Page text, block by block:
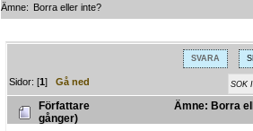
Ämne: Borra eller inte?
SVARA
Sidor: [1]Gå ned
Författare
Ämne: Borra
gånger)